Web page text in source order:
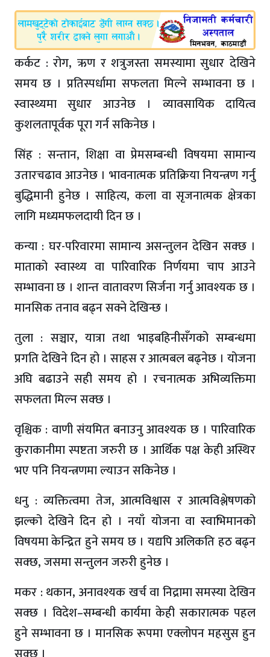
कर्कट : रोग, ऋण र शत्रुजस्ता समस्यामा सुधार देखिने
समय छ । प्रतिस्पर्धामा सफलता मिल्ने सम्भावना छ ।
स्वास्थ्यमा सुधार आउनेछ । व्यावसायिक दायित्व
कुशलतापूर्वक पूरा गर्न सकिनेछ ।
सिंह : सन्तान, शिक्षा वा प्रेमसम्बन्धी विषयमा सामान्य
उतारचढाव आउनेछ । भावनात्मक प्रतिक्रिया नियन्त्रण गर्नु
बुद्धिमानी हुनेछ । साहित्य, कला वा सृजनात्मक क्षेत्रका
लागि मध्यमफलदायी दिन छ ।
कन्या : घर-परिवारमा सामान्य असन्तुलन देखिन सक्छ ।
माताको स्वास्थ्य वा पारिवारिक निर्णयमा चाप आउने
सम्भावना छ । शान्त वातावरण सिर्जना गर्नु आवश्यक छ ।
मानसिक तनाव बढ्न सक्ने देखिन्छ ।
तुला : सञ्चार, यात्रा तथा भाइबहिनीसँगको सम्बन्धमा
प्रगति देखिने दिन हो । साहस र आत्मबल बढ्नेछ । योजना
अघि बढाउने सही समय हो । रचनात्मक अभिव्यक्तिमा
सफलता मिल्न सक्छ ।
वृश्चिक : वाणी संयमित बनाउनु आवश्यक छ । पारिवारिक
कुराकानीमा स्पष्टता जरुरी छ । आर्थिक पक्ष केही अस्थिर
भए पनि नियन्त्रणमा ल्याउन सकिनेछ ।
धनु : व्यक्तित्वमा तेज, आत्मविश्वास र आत्मविश्लेषणको
झल्को देखिने दिन हो । नयाँ योजना वा स्वाभिमानको
विषयमा केन्द्रित हुने समय छ । यद्यपि अलिकति हठ बढ्न
सक्छ, जसमा सन्तुलन जरुरी हुनेछ ।
मकर : थकान, अनावश्यक खर्च वा निद्रामा समस्या देखिन
सक्छ । विदेश–सम्बन्धी कार्यमा केही सकारात्मक पहल
हुने सम्भावना छ । मानसिक रूपमा एक्लोपन महसुस हुन